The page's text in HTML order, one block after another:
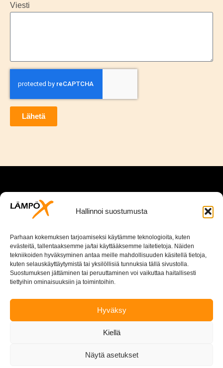
Hallinnoi suostumusta
Parhaan kokemuksen tarjoamiseksi käytämme teknologioita, kuten
evästeitä, tallentaaksemme ja/tai käyttääksemme laitetietoja. Näiden
tekniikoiden hyväksyminen antaa meille mahdollisuuden käsitellä tietoja,
kuten selauskäyttäytymistä tai yksilöllisiä tunnuksia tällä sivustolla.
Suostumuksen jättäminen tai peruuttaminen voi vaikuttaa haitallisesti
tiettyihin ominaisuuksiin ja toimintoihin.
Hyväksy
Kiellä
Näytä asetukset
Viesti
Lähetä
Puhelin: 040 763 6061
asiakaspalvelu(at)lampox.fi
Osoite: PL 8, 40951 MUURAME